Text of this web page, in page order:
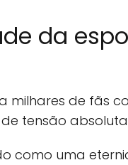
da
milhares de fãs
tensão
como uma